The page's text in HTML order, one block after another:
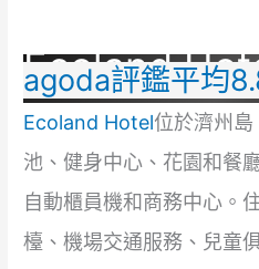
Ecoland
agoda評鑑平均
Ecoland Hotel位於濟州
池、健身中心、花園和餐
自動櫃員機和商務中心。
檯、機場交通服務、兒童